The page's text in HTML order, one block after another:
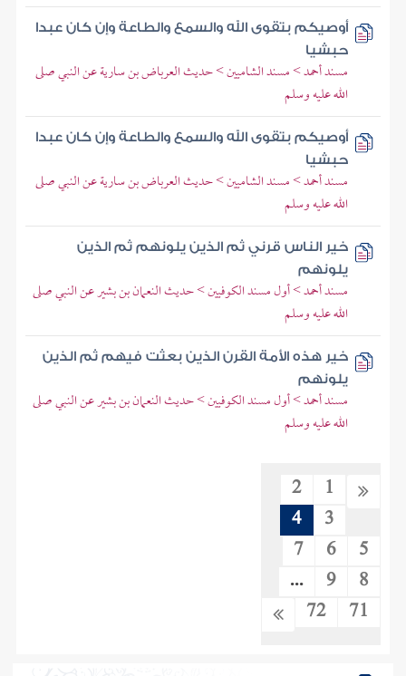
أوصيكم بتقوى الله والسمع والطاعة وإن كان عبدا
حبشيا
مسند أحمد > مسند الشاميين > حديث العرباض بن سارية عن النبي صلى
الله عليه وسلم
أوصيكم بتقوى الله والسمع والطاعة وإن كان عبدا
حبشيا
مسند أحمد > مسند الشاميين > حديث العرباض بن سارية عن النبي صلى
الله عليه وسلم
خير الناس قرني ثم الذين يلونهم ثم الذين
يلونهم
مسند أحمد > أول مسند الكوفيين > حديث النعمان بن بشير عن النبي صلى
الله عليه وسلم
خير هذه الأمة القرن الذين بعثت فيهم ثم الذين
يلونهم
مسند أحمد > أول مسند الكوفيين > حديث النعمان بن بشير عن النبي صلى
الله عليه وسلم
1
2
3
4
5
6
7
8
9
...
71
72